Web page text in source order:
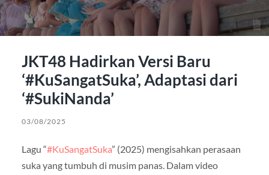
JKT48 Hadirkan Versi Baru
‘#KuSangatSuka’, Adaptasi dari
‘#SukiNanda’
03/08/2025
Lagu “#KuSangatSuka” (2025) mengisahkan perasaan
suka yang tumbuh di musim panas. Dalam video